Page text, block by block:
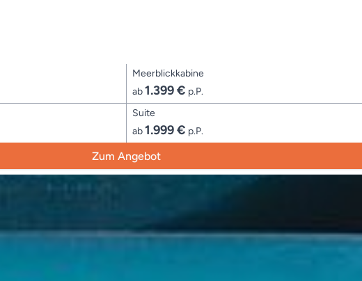
Meerblickkabine
ab1.399 € p.P.
Suite
ab1.999 € p.P.
Zum Angebot